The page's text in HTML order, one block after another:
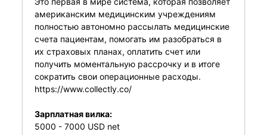
американским медицинским учреждениям
полностью автономно рассылать медицинские
счета пациентам, помогать им разобраться в
их страховых планах, оплатить счет или
получить моментальную рассрочку и в итоге
сократить свои операционные расходы.
https://www.collectly.co/
Зарплатная вилка:
5000 - 7000 USD net